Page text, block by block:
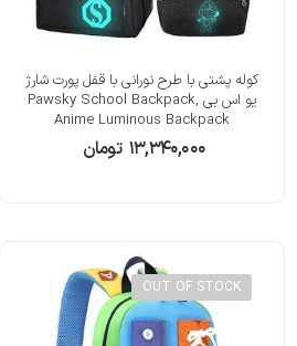
کوله پشتی با طرح نورانی با قفل پورت شارژ
یو اس بی Pawsky School Backpack,
Anime Luminous Backpack
۱۳,۳۴۰,۰۰۰ تومان
OUT OF STOCK